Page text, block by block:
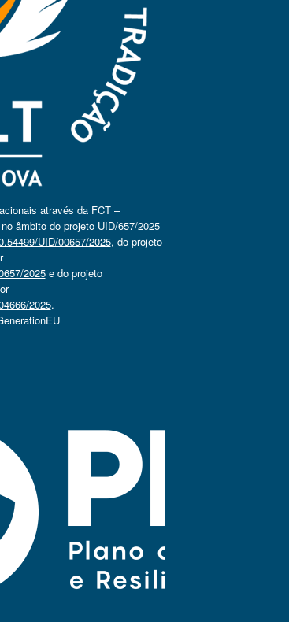
através da FCT –
âmbito do projeto UID/657/2025
UID/00657/2025, do projeto
2025e do projeto
2025.